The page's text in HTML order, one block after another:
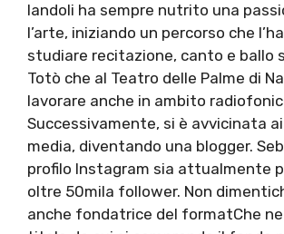
Iandoli ha sempre nutrito una
l’arte, iniziando un percorso che
studiare recitazione, canto e ballo
Totò che al Teatro delle Palme di
lavorare anche in ambito
Successivamente, si è avvicinata
media, diventando una blogger.
profilo Instagram sia attualmente
oltre 50mila follower. Non
anche fondatrice del formatChe ne